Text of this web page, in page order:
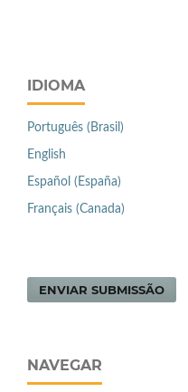
IDIOMA
Português (Brasil)
English
Español (España)
Français (Canada)
ENVIAR SUBMISSÃO
NAVEGAR